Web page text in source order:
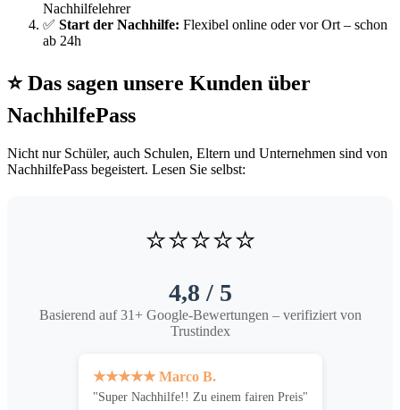
Nachhilfelehrer
✅ Start der Nachhilfe: Flexibel online oder vor Ort – schon
ab 24h
⭐ Das sagen unsere Kunden über
NachhilfePass
Nicht nur Schüler, auch Schulen, Eltern und Unternehmen sind von
NachhilfePass begeistert. Lesen Sie selbst:
⭐⭐⭐⭐⭐
4,8 / 5
Basierend auf 31+ Google-Bewertungen – verifiziert von
Trustindex
★★★★★ Marco B.
"Super Nachhilfe!! Zu einem fairen Preis"